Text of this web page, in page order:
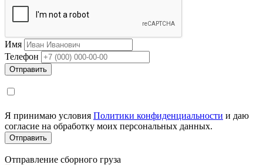
Имя
Телефон
Я принимаю условия Политики конфиденциальности и даю
согласие на обработку моих персональных данных.
Отправление сборного груза